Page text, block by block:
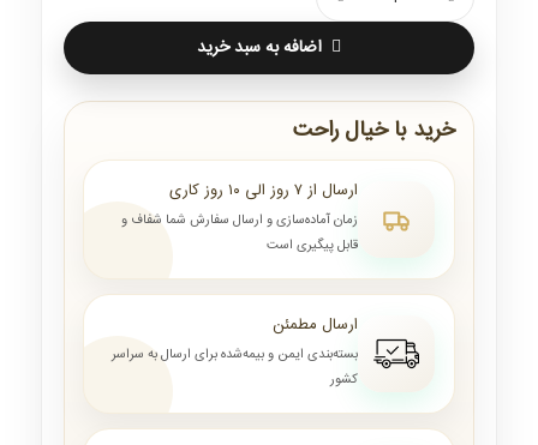
اضافه به سبد خرید
خرید با خیال راحت
ارسال از ۷ روز الی ۱۰ روز کاری
زمان آماده‌سازی و ارسال سفارش شما شفاف و
قابل پیگیری است
ارسال مطمئن
بسته‌بندی ایمن و بیمه‌شده برای ارسال به سراسر
کشور